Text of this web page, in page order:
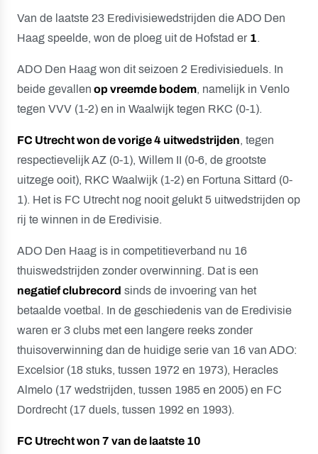
Van de laatste 23 Eredivisiewedstrijden die ADO Den
Haag speelde, won de ploeg uit de Hofstad er 1.
ADO Den Haag won dit seizoen 2 Eredivisieduels. In
beide gevallen op vreemde bodem, namelijk in Venlo
tegen VVV (1-2) en in Waalwijk tegen RKC (0-1).
FC Utrecht won de vorige 4 uitwedstrijden, tegen
respectievelijk AZ (0-1), Willem II (0-6, de grootste
uitzege ooit), RKC Waalwijk (1-2) en Fortuna Sittard (0-
1). Het is FC Utrecht nog nooit gelukt 5 uitwedstrijden op
rij te winnen in de Eredivisie.
ADO Den Haag is in competitieverband nu 16
thuiswedstrijden zonder overwinning. Dat is een
negatief clubrecord sinds de invoering van het
betaalde voetbal. In de geschiedenis van de Eredivisie
waren er 3 clubs met een langere reeks zonder
thuisoverwinning dan de huidige serie van 16 van ADO:
Excelsior (18 stuks, tussen 1972 en 1973), Heracles
Almelo (17 wedstrijden, tussen 1985 en 2005) en FC
Dordrecht (17 duels, tussen 1992 en 1993).
FC Utrecht won 7 van de laatste 10